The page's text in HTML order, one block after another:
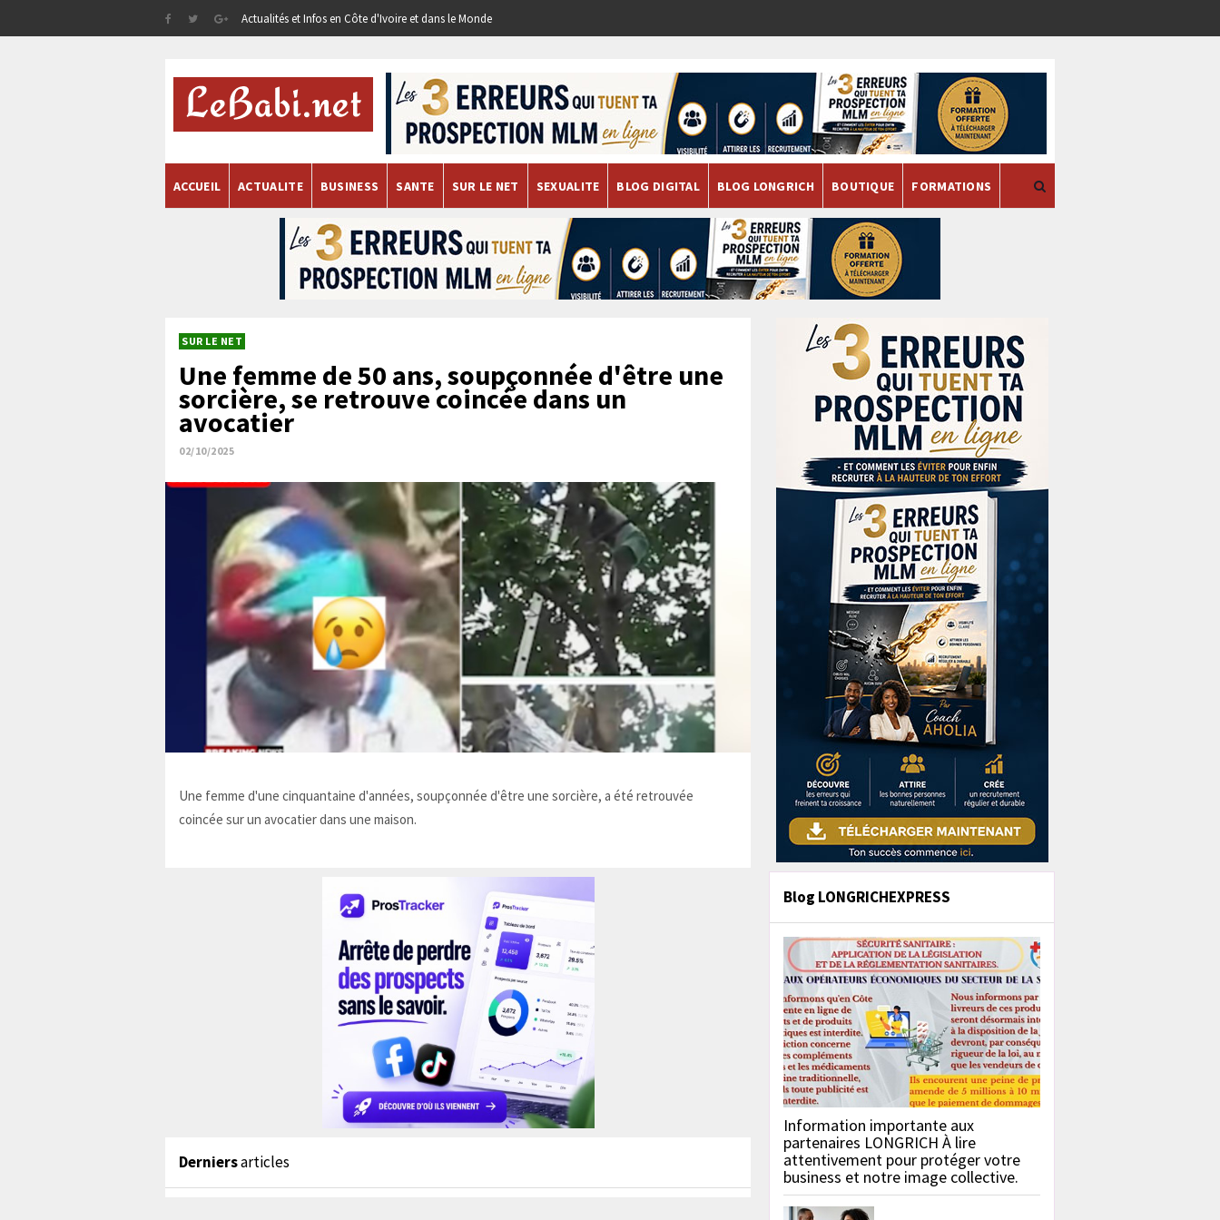
Actualités et Infos en Côte d'Ivoire et dans le Monde
ACCUEIL ACTUALITE BUSINESS SANTE SUR LE NET SEXUALITE BLOG DIGITAL BLOG LONGRICH BOUTIQUE FORMATIONS
SUR LE NET
Une femme de 50 ans, soupçonnée d'être une
sorcière, se retrouve coincée dans un
avocatier
02/10/2025
Une femme d'une cinquantaine d'années, soupçonnée d'être une sorcière, a été retrouvée
coincée sur un avocatier dans une maison.
Derniersarticles
Blog LONGRICHEXPRESS
Information importante aux
partenaires LONGRICH À lire
attentivement pour protéger votre
business et notre image collective.